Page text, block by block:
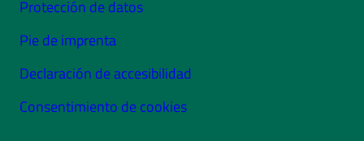
Protección de datos
Pie de imprenta
Declaración de accesibilidad
Consentimiento de cookies